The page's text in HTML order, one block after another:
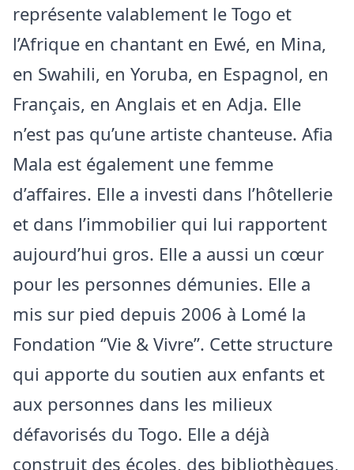
représente valablement le Togo et
l’Afrique en chantant en Ewé, en Mina,
en Swahili, en Yoruba, en Espagnol, en
Français, en Anglais et en Adja. Elle
n’est pas qu’une artiste chanteuse. Afia
Mala est également une femme
d’affaires. Elle a investi dans l’hôtellerie
et dans l’immobilier qui lui rapportent
aujourd’hui gros. Elle a aussi un cœur
pour les personnes démunies. Elle a
mis sur pied depuis 2006 à Lomé la
Fondation ‘’Vie & Vivre’’. Cette structure
qui apporte du soutien aux enfants et
aux personnes dans les milieux
défavorisés du Togo. Elle a déjà
construit des écoles, des bibliothèques,